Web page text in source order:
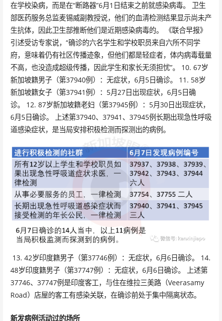
在学校染病，而是在“断路器”6月1日结束之前就感染病毒。 卫生
部医药服务总监麦锡威副教授说，他们的血清检测结果显示尚未产
生抗体，因此卫生部推断他们是近期感染病毒的。 《联合早报》
引述受访专家说，“确诊的六名学生和学校职员来自六所不同学
府，意味着仍有社区传播迹象，但他们都是轻症者，体内病毒载量
不高，也没造成超级传播，因此学生和家长无须担忧”。 10. 67岁
新加坡籍男子（第37940例）：无症状，6月5日确诊。 11. 58岁
新加坡籍女子（第37941例）：5月27日出现症状，6月5日确
诊。 12. 87岁新加坡籍老妇（第37945例）：5月30日出现症状，
6月5日确诊。 上述第37940、37941、37945例长期出现急性呼吸
道感染症状，是当局安排积极检测而探测出的病例。
13. 42岁印度籍男子（第37746例）：无症状，6月6日确诊。 14.
48岁印度籍男子（第37747例）：无症状，6月6日确诊。 上述第
37746、37747例是印度客工，与住在维拉三美路（Veerasamy
Road）店屋的客工有感染关联，在确诊前处于集中隔离状态。
新发病例活动过的场所